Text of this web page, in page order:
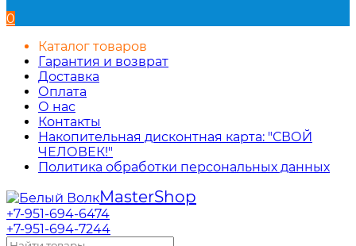
0
Каталог товаров
Гарантия и возврат
Доставка
Оплата
О нас
Контакты
Накопительная дисконтная карта: "СВОЙ
ЧЕЛОВЕК!"
Политика обработки персональных данных
MasterShop
+7-951-694-6474
+7-951-694-7244